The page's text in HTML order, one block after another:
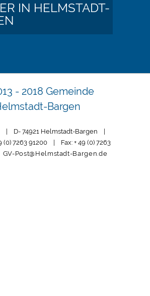
IN HELMSTADT-
- 2018 Gemeinde
Bargen
| D- 74921 Helmstadt-Bargen |
(0) 7263 91200 | Fax: + 49 (0) 7263
GV-Post@Helmstadt-Bargen.de